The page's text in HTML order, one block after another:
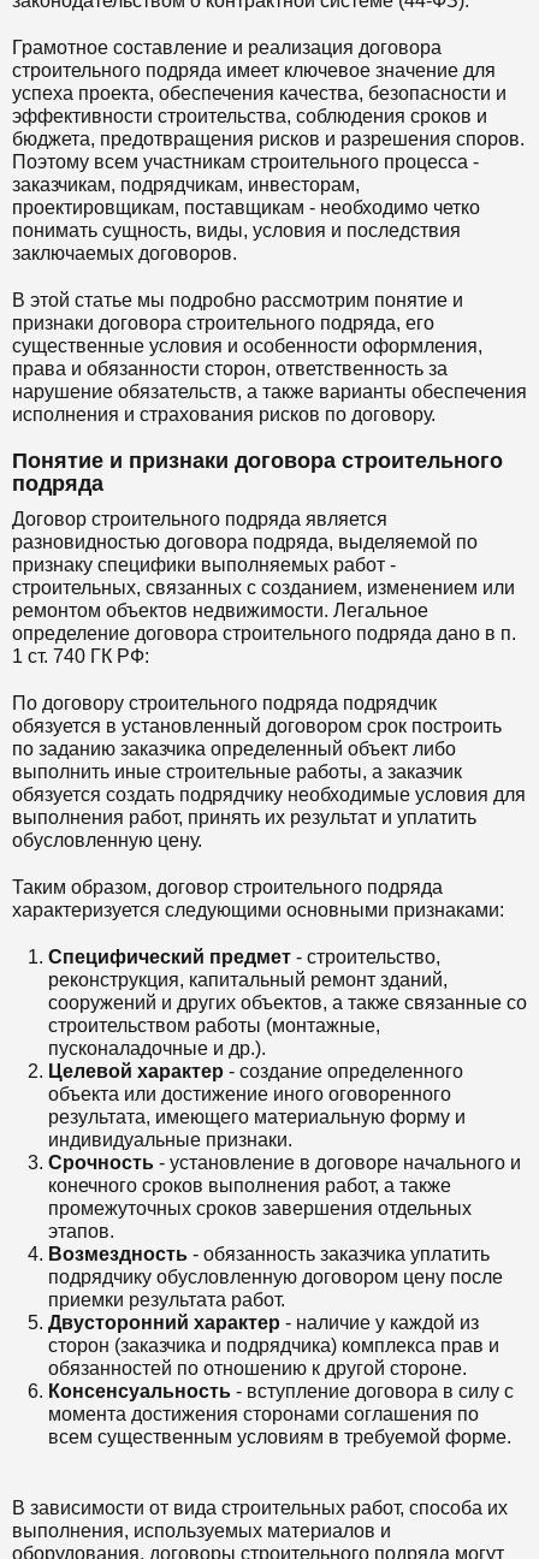
Грамотное составление и реализация договора
строительного подряда имеет ключевое значение для
успеха проекта, обеспечения качества, безопасности и
эффективности строительства, соблюдения сроков и
бюджета, предотвращения рисков и разрешения споров.
Поэтому всем участникам строительного процесса -
заказчикам, подрядчикам, инвесторам,
проектировщикам, поставщикам - необходимо четко
понимать сущность, виды, условия и последствия
заключаемых договоров.
В этой статье мы подробно рассмотрим понятие и
признаки договора строительного подряда, его
существенные условия и особенности оформления,
права и обязанности сторон, ответственность за
нарушение обязательств, а также варианты обеспечения
исполнения и страхования рисков по договору.
Понятие и признаки договора строительного
подряда
Договор строительного подряда является
разновидностью договора подряда, выделяемой по
признаку специфики выполняемых работ -
строительных, связанных с созданием, изменением или
ремонтом объектов недвижимости. Легальное
определение договора строительного подряда дано в п.
1 ст. 740 ГК РФ:
По договору строительного подряда подрядчик
обязуется в установленный договором срок построить
по заданию заказчика определенный объект либо
выполнить иные строительные работы, а заказчик
обязуется создать подрядчику необходимые условия для
выполнения работ, принять их результат и уплатить
обусловленную цену.
Таким образом, договор строительного подряда
характеризуется следующими основными признаками:
Специфический предмет - строительство,
реконструкция, капитальный ремонт зданий,
сооружений и других объектов, а также связанные со
строительством работы (монтажные,
пусконаладочные и др.).
Целевой характер - создание определенного
объекта или достижение иного оговоренного
результата, имеющего материальную форму и
индивидуальные признаки.
Срочность - установление в договоре начального и
конечного сроков выполнения работ, а также
промежуточных сроков завершения отдельных
этапов.
Возмездность - обязанность заказчика уплатить
подрядчику обусловленную договором цену после
приемки результата работ.
Двусторонний характер - наличие у каждой из
сторон (заказчика и подрядчика) комплекса прав и
обязанностей по отношению к другой стороне.
Консенсуальность - вступление договора в силу с
момента достижения сторонами соглашения по
всем существенным условиям в требуемой форме.
В зависимости от вида строительных работ, способа их
выполнения, используемых материалов и
оборудования, договоры строительного подряда могут